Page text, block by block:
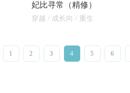
妃比寻常（精修）
穿越 / 成长向 / 重生
1 2 3 4 5 6